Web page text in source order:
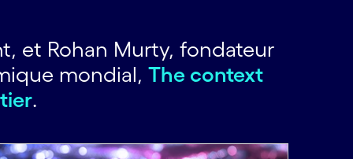
et Rohan Murty, fondateur
mondial, The context
.